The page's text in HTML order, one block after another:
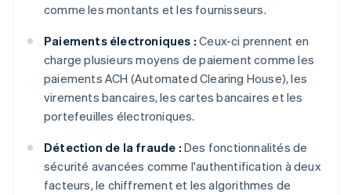
comme les montants et les fournisseurs.
Paiements électroniques : Ceux-ci prennent en
charge plusieurs moyens de paiement comme les
paiements ACH (Automated Clearing House), les
virements bancaires, les cartes bancaires et les
portefeuilles électroniques.
Détection de la fraude : Des fonctionnalités de
sécurité avancées comme l'authentification à deux
facteurs, le chiffrement et les algorithmes de